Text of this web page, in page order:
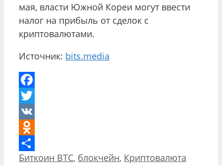
мая, власти Южной Кореи могут ввести
налог на прибыль от сделок с
криптовалютами.
Источник: bits.media
Facebook
Twitter
VK
Odnoklassniki
Отправить
Рубрики
Биткоин BTC, блокчейн, Криптовалюта